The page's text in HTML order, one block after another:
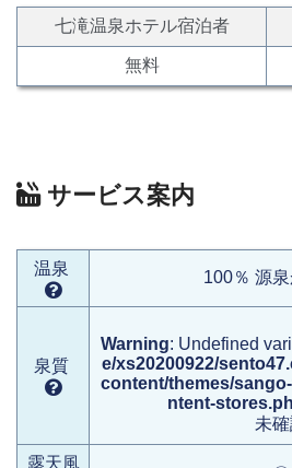
七滝温泉ホテル宿泊者
無料
サービス案内
温泉 100％ 源
泉質
Warning: Undefined
e/xs20200922/
content/themes/
ntent-
未
露天風